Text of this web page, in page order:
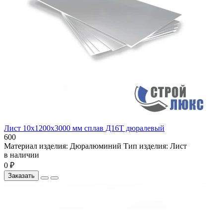
Лист 10х1200х3000 мм сплав Д16Т дюралевый
600
Материал изделия: Дюралюминий Тип изделия: Лист
в наличии
0 ₽
Заказать